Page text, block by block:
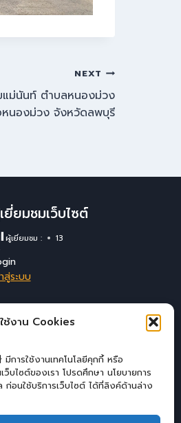
งาน Cookies
ารใช้งานเทคโนโลยีคุกกี้ หรือ
บไซต์ของเรา โปรดศึกษา นโยบายการ
อนใช้บริการเว็บไซต์ ได้ที่ลิงค์ด้านล่าง
NEXT
ม่นันท์ ตำบลหนองม่วง
หนองม่วง จังหวัดลพบุรี
ยี่ยมชมเว็บไซต์
ผู้เยี่ยมชม : 13
สู่ระบบ